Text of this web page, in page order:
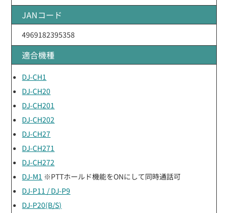
JANコード
4969182395358
適合機種
DJ-CH1
DJ-CH20
DJ-CH201
DJ-CH202
DJ-CH27
DJ-CH271
DJ-CH272
DJ-M1 ※PTTホールド機能をONにして同時通話可
DJ-P11 / DJ-P9
DJ-P20(B/S)